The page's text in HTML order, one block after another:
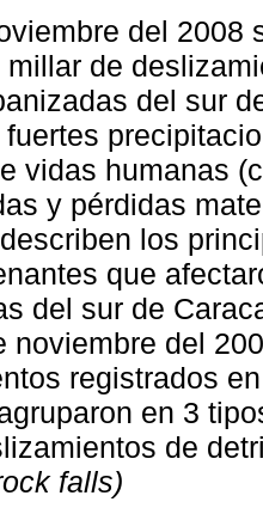
del 2008
millar de
del sur
vidas humanas
y pérdidas
los
que
del sur de
noviembre del
registrados
en 3
de
falls)